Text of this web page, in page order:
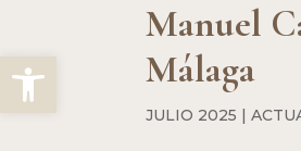
Abrir barra de herramientas
Manuel
Málaga
JULIO 2025 |